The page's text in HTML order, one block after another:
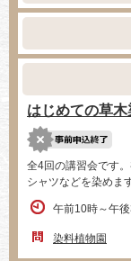
はじめての草
全4回の講習会です
シャツなどを染めます
午前10時～午
染料植物園